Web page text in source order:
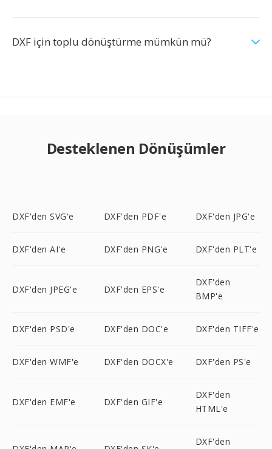
DXF için toplu dönüştürme mümkün mü?
Desteklenen Dönüşümler
DXF'den SVG'e DXF'den PDF'e DXF'den JPG'e
DXF'den AI'e DXF'den PNG'e DXF'den PLT'e
DXF'den JPEG'e DXF'den EPS'e
DXF'den
BMP'e
DXF'den PSD'e DXF'den DOC'e DXF'den TIFF'e
DXF'den WMF'e DXF'den DOCX'e DXF'den PS'e
DXF'den EMF'e DXF'den GIF'e
DXF'den
HTML'e
DXF'den